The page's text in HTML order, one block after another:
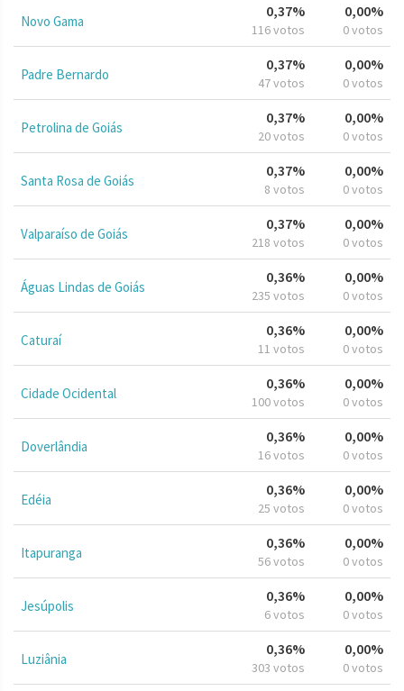
Novo Gama
0,37%
116 votos
0,00%
0 votos
Padre Bernardo
0,37%
47 votos
0,00%
0 votos
Petrolina de Goiás
0,37%
20 votos
0,00%
0 votos
Santa Rosa de Goiás
0,37%
8 votos
0,00%
0 votos
Valparaíso de Goiás
0,37%
218 votos
0,00%
0 votos
Águas Lindas de Goiás
0,36%
235 votos
0,00%
0 votos
Caturaí
0,36%
11 votos
0,00%
0 votos
Cidade Ocidental
0,36%
100 votos
0,00%
0 votos
Doverlândia
0,36%
16 votos
0,00%
0 votos
Edéia
0,36%
25 votos
0,00%
0 votos
Itapuranga
0,36%
56 votos
0,00%
0 votos
Jesúpolis
0,36%
6 votos
0,00%
0 votos
Luziânia
0,36%
303 votos
0,00%
0 votos